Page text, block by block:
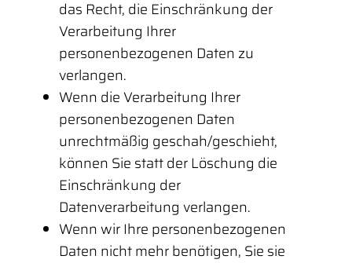
das Recht, die Einschränkung der
Verarbeitung Ihrer
personenbezogenen Daten zu
verlangen.
Wenn die Verarbeitung Ihrer
personenbezogenen Daten
unrechtmäßig geschah/geschieht,
können Sie statt der Löschung die
Einschränkung der
Datenverarbeitung verlangen.
Wenn wir Ihre personenbezogenen
Daten nicht mehr benötigen, Sie sie